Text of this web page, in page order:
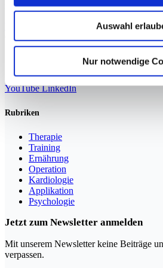
Auswahl
Nur notwendige
mehr Interesse bei Patienten
Sportmedizin für Ärzte, Therapeuten und
YouTube LinkedIn
Rubriken
Therapie
Training
Ernährung
Operation
Kardiologie
Applikation
Psychologie
Jetzt zum Newsletter anmelden
Mit unserem Newsletter keine Beiträge
verpassen.